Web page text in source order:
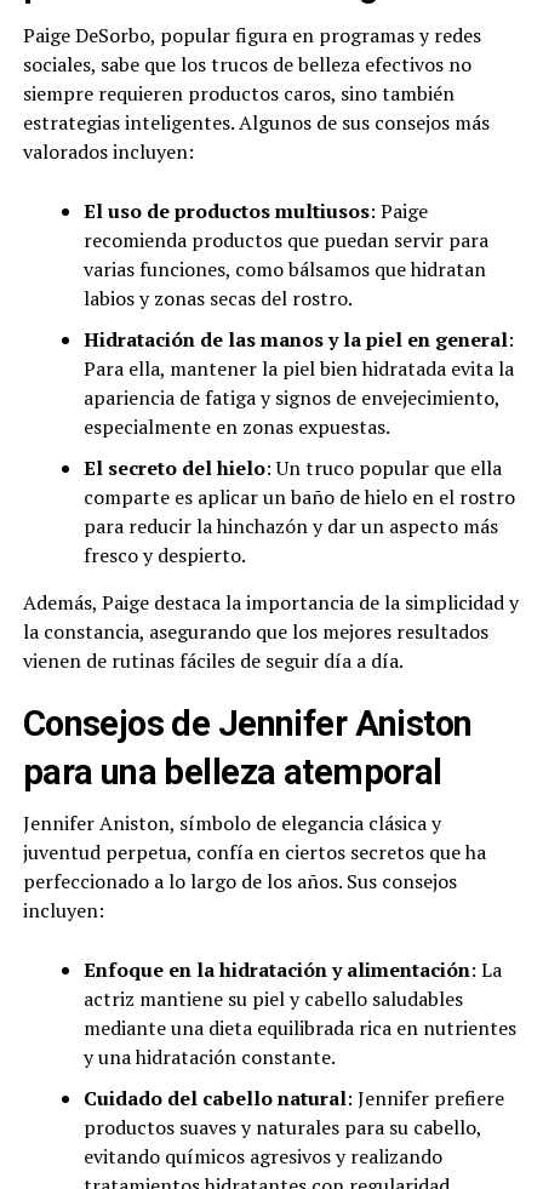
Paige DeSorbo, popular figura en programas y redes
sociales, sabe que los trucos de belleza efectivos no
siempre requieren productos caros, sino también
estrategias inteligentes. Algunos de sus consejos más
valorados incluyen:
El uso de productos multiusos: Paige
recomienda productos que puedan servir para
varias funciones, como bálsamos que hidratan
labios y zonas secas del rostro.
Hidratación de las manos y la piel en general:
Para ella, mantener la piel bien hidratada evita la
apariencia de fatiga y signos de envejecimiento,
especialmente en zonas expuestas.
El secreto del hielo: Un truco popular que ella
comparte es aplicar un baño de hielo en el rostro
para reducir la hinchazón y dar un aspecto más
fresco y despierto.
Además, Paige destaca la importancia de la simplicidad y
la constancia, asegurando que los mejores resultados
vienen de rutinas fáciles de seguir día a día.
Consejos de Jennifer Aniston
para una belleza atemporal
Jennifer Aniston, símbolo de elegancia clásica y
juventud perpetua, confía en ciertos secretos que ha
perfeccionado a lo largo de los años. Sus consejos
incluyen:
Enfoque en la hidratación y alimentación: La
actriz mantiene su piel y cabello saludables
mediante una dieta equilibrada rica en nutrientes
y una hidratación constante.
Cuidado del cabello natural: Jennifer prefiere
productos suaves y naturales para su cabello,
evitando químicos agresivos y realizando